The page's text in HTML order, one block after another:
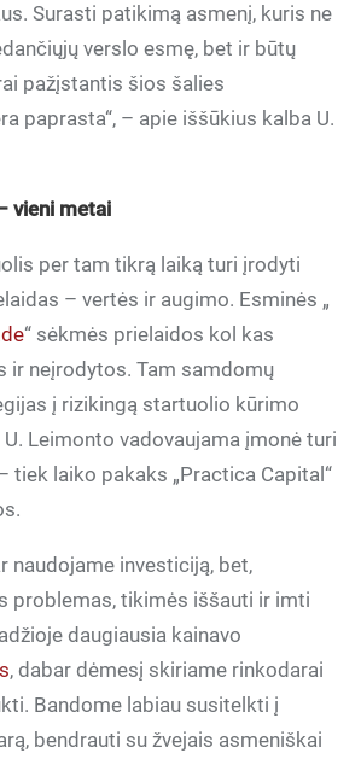
Surasti patikimą asmenį, kuris ne
verslo esmę, bet ir būtų
pažįstantis šios šalies
paprasta“, – apie iššūkius kalba U.
vieni metai
per tam tikrą laiką turi įrodyti
– vertės ir augimo. Esminės „
“ sėkmės prielaidos kol kas
ir neįrodytos. Tam samdomų
į rizikingą startuolio kūrimo
Leimonto vadovaujama įmonė turi
tiek laiko pakaks „Practica Capital“
naudojame investiciją, bet,
problemas, tikimės iššauti ir imti
daugiausia kainavo
, dabar dėmesį skiriame rinkodarai
Bandome labiau susitelkti į
bendrauti su žvejais asmeniškai